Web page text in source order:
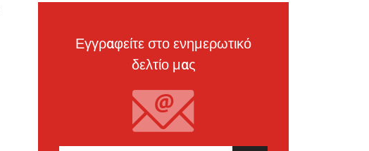
2024-03-21 21:20:35
κατέληξε ο 30χρονος οδηγός - Ερευνώνται τα
αίτια του δυστυχήματος
2024-03-21 20:45:14
Εγγραφείτε στο ενημερωτικό
δελτίο μας